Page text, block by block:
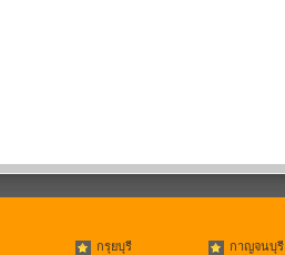
กรุยบุรี กาญจนบุรี